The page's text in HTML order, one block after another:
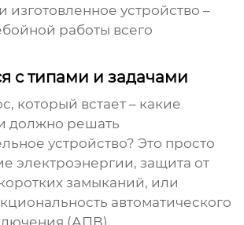
изготовленное устройство –
работы всего
с типами и задачами
который встает – какие
должно решать
устройство? Это просто
электроэнергии, защита от
замыканий, или
автоматического